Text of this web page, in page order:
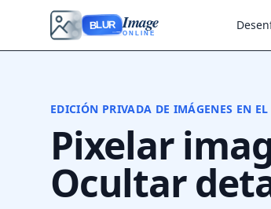
BLUR Image
ONLINE
EDICIÓN PRIVADA DE IMÁGENES EN
Pixelar
Ocultar